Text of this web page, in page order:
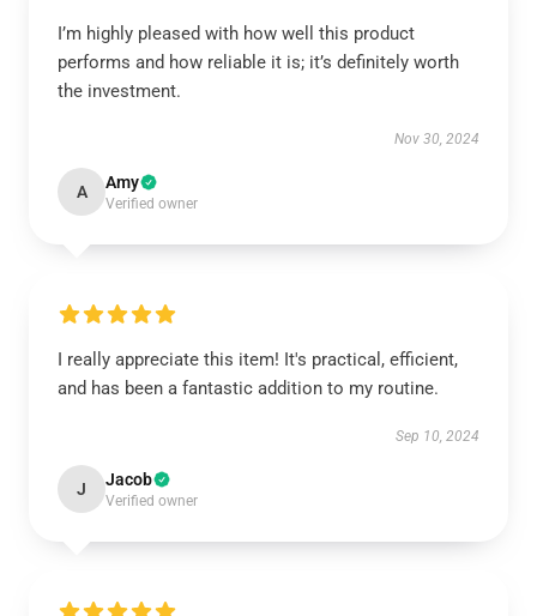
I’m highly pleased with how well this product
performs and how reliable it is; it’s definitely worth
the investment.
Nov 30, 2024
A Amy
Verified owner
I really appreciate this item! It's practical, efficient,
and has been a fantastic addition to my routine.
Sep 10, 2024
J Jacob
Verified owner